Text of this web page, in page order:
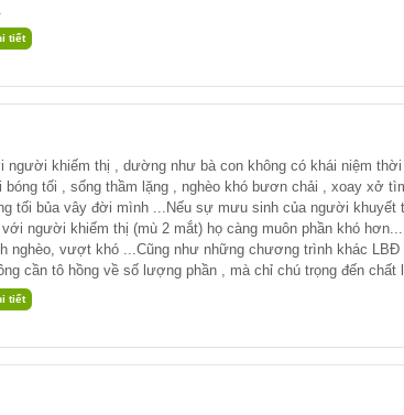
người khiếm thị , dường như bà con không có khái niệm
bóng tối , sống thầm lặng , nghèo khó bươn chải , xoay xở
tối bủa vây đời mình ...Nếu sự mưu sinh của người khuyết
người khiếm thị (mù 2 mắt) họ càng muôn phần khó
nghèo, vượt khó ...Cũng như những chương trình khác LBĐ
cần tô hồng về số lượng phần , mà chỉ chú trọng đến chất